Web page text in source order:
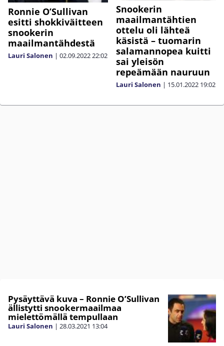
Ronnie O’Sullivan
esitti shokkiväitteen
snookerin
maailmantähdestä
Lauri Salonen | 02.09.202222:02
Snookerin
maailmantähtien
ottelu oli lähteä
käsistä – tuomarin
salamannopea kuitti
sai yleisön
repeämään nauruun
Lauri Salonen | 15.01.2022 19:02
Pysäyttävä kuva – Ronnie O’Sullivan
ällistytti snookermaailmaa
mielettömällä tempullaan
Lauri Salonen | 28.03.2021 13:04